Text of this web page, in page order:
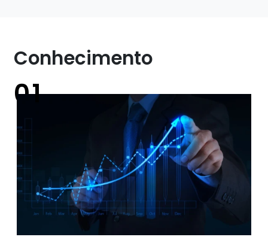
Conhecimento